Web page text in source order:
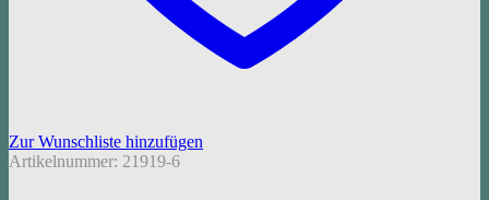
Zur Wunschliste hinzufügen
Artikelnummer: 21919-6